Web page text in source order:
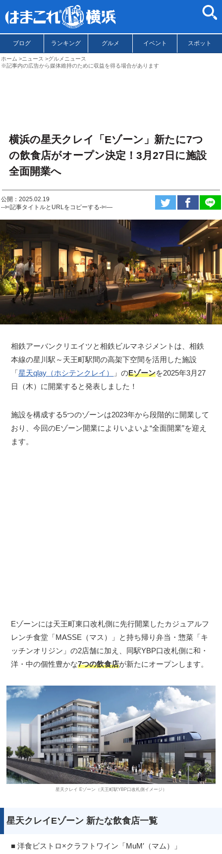
ブログ ランキング グルメ イベント スポット
ホーム ニュース
グルメニュース
※記事内の広告から媒体維持のために収益を得る場合があります
横浜の星天クレイ「Eゾーン」新たに7つ
の飲食店がオープン決定！3月27日に施設
全面開業へ
公開：2025.02.19
--✄記事タイトルとURLをコピーする-✄—
相鉄アーバンクリエイツと相鉄ビルマネジメントは、相鉄
本線の星川駅～天王町駅間の高架下空間を活用した施設
「星天qlay（ホシテンクレイ） 」のEゾーンを2025年3月27
日（木）に開業すると発表しました！
施設を構成する5つのゾーンは2023年から段階的に開業して
おり、今回のEゾーン開業によりいよいよ“全面開業”を迎え
ます。
Eゾーンには天王町東口改札側に先行開業したカジュアルフ
レンチ食堂「MASSE（マス）」と持ち帰り弁当・惣菜「キ
ッチンオリジン」の2店舗に加え、同駅YBP口改札側に和・
洋・中の個性豊かな7つの飲食店が新たにオープンします。
星天クレイ Eゾーン（天王町駅YBP口改札側イメージ）
星天クレイEゾーン 新たな飲食店一覧
■ 洋食ビストロ×クラフトワイン「MuM′（マム）」